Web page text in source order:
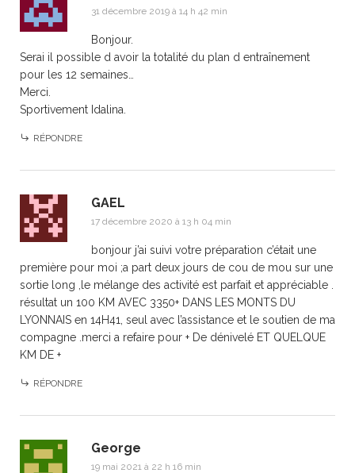
31 décembre 2019 à 14 h 42 min
Bonjour.
Serai il possible d avoir la totalité du plan d entraînement
pour les 12 semaines…
Merci.
Sportivement Idalina.
RÉPONDRE
GAEL
17 décembre 2020 à 13 h 04 min
bonjour j’ai suivi votre préparation c’était une
première pour moi ;a part deux jours de cou de mou sur une
sortie long ,le mélange des activité est parfait et appréciable .
résultat un 100 KM AVEC 3350+ DANS LES MONTS DU
LYONNAIS en 14H41, seul avec l’assistance et le soutien de ma
compagne .merci a refaire pour + De dénivelé ET QUELQUE
KM DE +
RÉPONDRE
George
19 mai 2021 à 22 h 16 min